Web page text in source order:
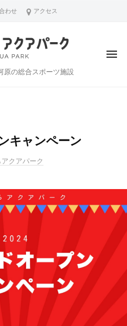
わせ アクセス
原の総合スポーツ施設
メ
キャンペーン
クアパーク